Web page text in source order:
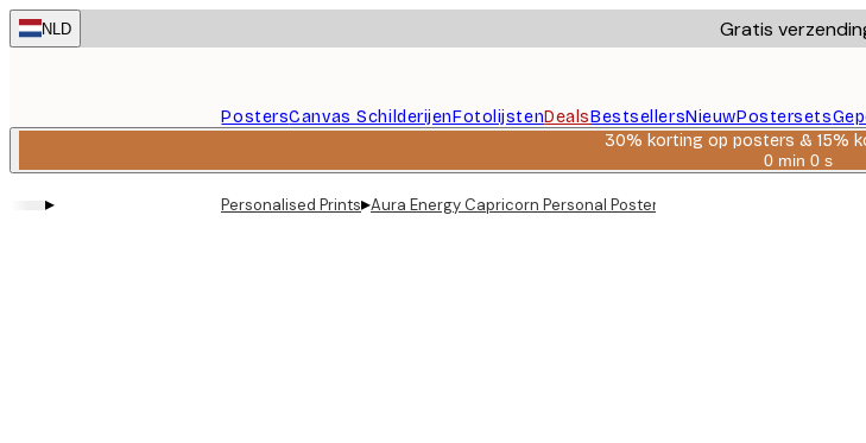
Skip
to
NLD Gratis
PostersCanvas SchilderijenFotolijstenDealsBestsellersNieuwPostersets
30% korting op posters & 15%
0 min 0 s
Geldig
▸ Personalised Prints▸Aura Energy Capricorn Personal Poster